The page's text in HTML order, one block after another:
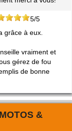
5/5
grâce à eux.
vraiment et
gérez de fou
de bonne
&